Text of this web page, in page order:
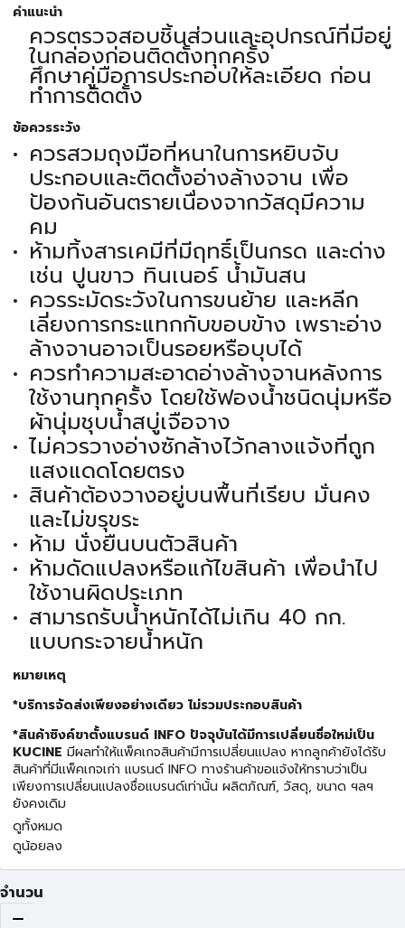
คำแนะนำ
ควรตรวจสอบชิ้นส่วนและอุปกรณ์ที่มีอยู่
ในกล่องก่อนติดตั้งทุกครั้ง
ศึกษาคู่มือการประกอบให้ละเอียด ก่อน
ทำการติดตั้ง
ข้อควรระวัง
ควรสวมถุงมือที่หนาในการหยิบจับ
ประกอบและติดตั้งอ่างล้างจาน เพื่อ
ป้องกันอันตรายเนื่องจากวัสดุมีความ
คม
ห้ามทิ้งสารเคมีที่มีฤทธิ์เป็นกรด และด่าง
เช่น ปูนขาว ทินเนอร์ น้ำมันสน
ควรระมัดระวังในการขนย้าย และหลีก
เลี่ยงการกระแทกกับขอบข้าง เพราะอ่าง
ล้างจานอาจเป็นรอยหรือบุบได้
ควรทำความสะอาดอ่างล้างจานหลังการ
ใช้งานทุกครั้ง โดยใช้ฟองน้ำชนิดนุ่มหรือ
ผ้านุ่มชุบน้ำสบู่เจือจาง
ไม่ควรวางอ่างซักล้างไว้กลางแจ้งที่ถูก
แสงแดดโดยตรง
สินค้าต้องวางอยู่บนพื้นที่เรียบ มั่นคง
และไม่ขรุขระ
ห้าม นั่งยืนบนตัวสินค้า
ห้ามดัดแปลงหรือแก้ไขสินค้า เพื่อนำไป
ใช้งานผิดประเภท
สามารถรับน้ำหนักได้ไม่เกิน 40 กก.
แบบกระจายน้ำหนัก
หมายเหตุ
*บริการจัดส่งเพียงอย่างเดียว ไม่รวมประกอบสินค้า
*สินค้าซิงค์ขาตั้งแบรนด์ INFO ปัจจุบันได้มีการเปลี่ยนชื่อใหม่เป็น
KUCINE มีผลทำให้แพ็คเกจสินค้ามีการเปลี่ยนแปลง หากลูกค้ายังได้รับ
สินค้าที่มีแพ็คเกจเก่า แบรนด์ INFO ทางร้านค้าขอแจ้งให้ทราบว่าเป็น
เพียงการเปลี่ยนแปลงชื่อแบรนด์เท่านั้น ผลิตภัณฑ์, วัสดุ, ขนาด ฯลฯ
ยังคงเดิม
ดูทั้งหมด
ดูน้อยลง
จำนวน